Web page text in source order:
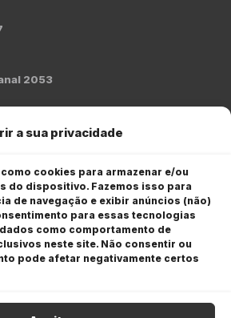
a sua privacidade
cookies para armazenar e/ou
do dispositivo. Fazemos isso para
de navegação e exibir anúncios (não)
para essas tecnologias
como comportamento de
neste site. Não consentir ou
pode afetar negativamente certos
2053
marcas a milhões de investidores
e plataformas digitais.